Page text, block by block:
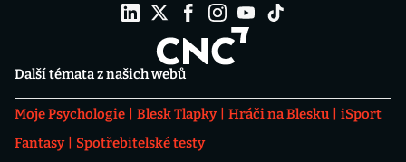
Další témata z našich webů
Moje Psychologie Blesk Tlapky Hráči na Blesku
iSport
Fantasy
Spotřebitelské testy